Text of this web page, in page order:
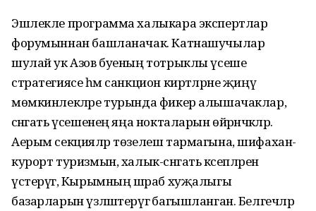
Эшлекле программа халыкара экспертлар
форумыннан башланачак. Катнашучылар
шулай ук Азов буеның тотрыклы үсеше
стратегиясе һәм санкцион киртәләрне җиңү
мөмкинлекләре турында фикер алышачаклар,
сәнәгать үсешенең яңа нокталарын өйрәнәчәкләр.
Аерым секцияләр төзелеш тармагына, шифаханә-
курорт туризмын, халык-сәнгать кәсепләрен
үстерүгә, Кырымның шәраб хуҗалыгы
базарларын үзләштерүгә багышланган. Белгечләр